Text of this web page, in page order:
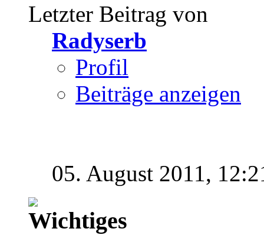
Letzter Beitrag von
Radyserb
Profil
Beiträge anzeigen
05. August 2011,